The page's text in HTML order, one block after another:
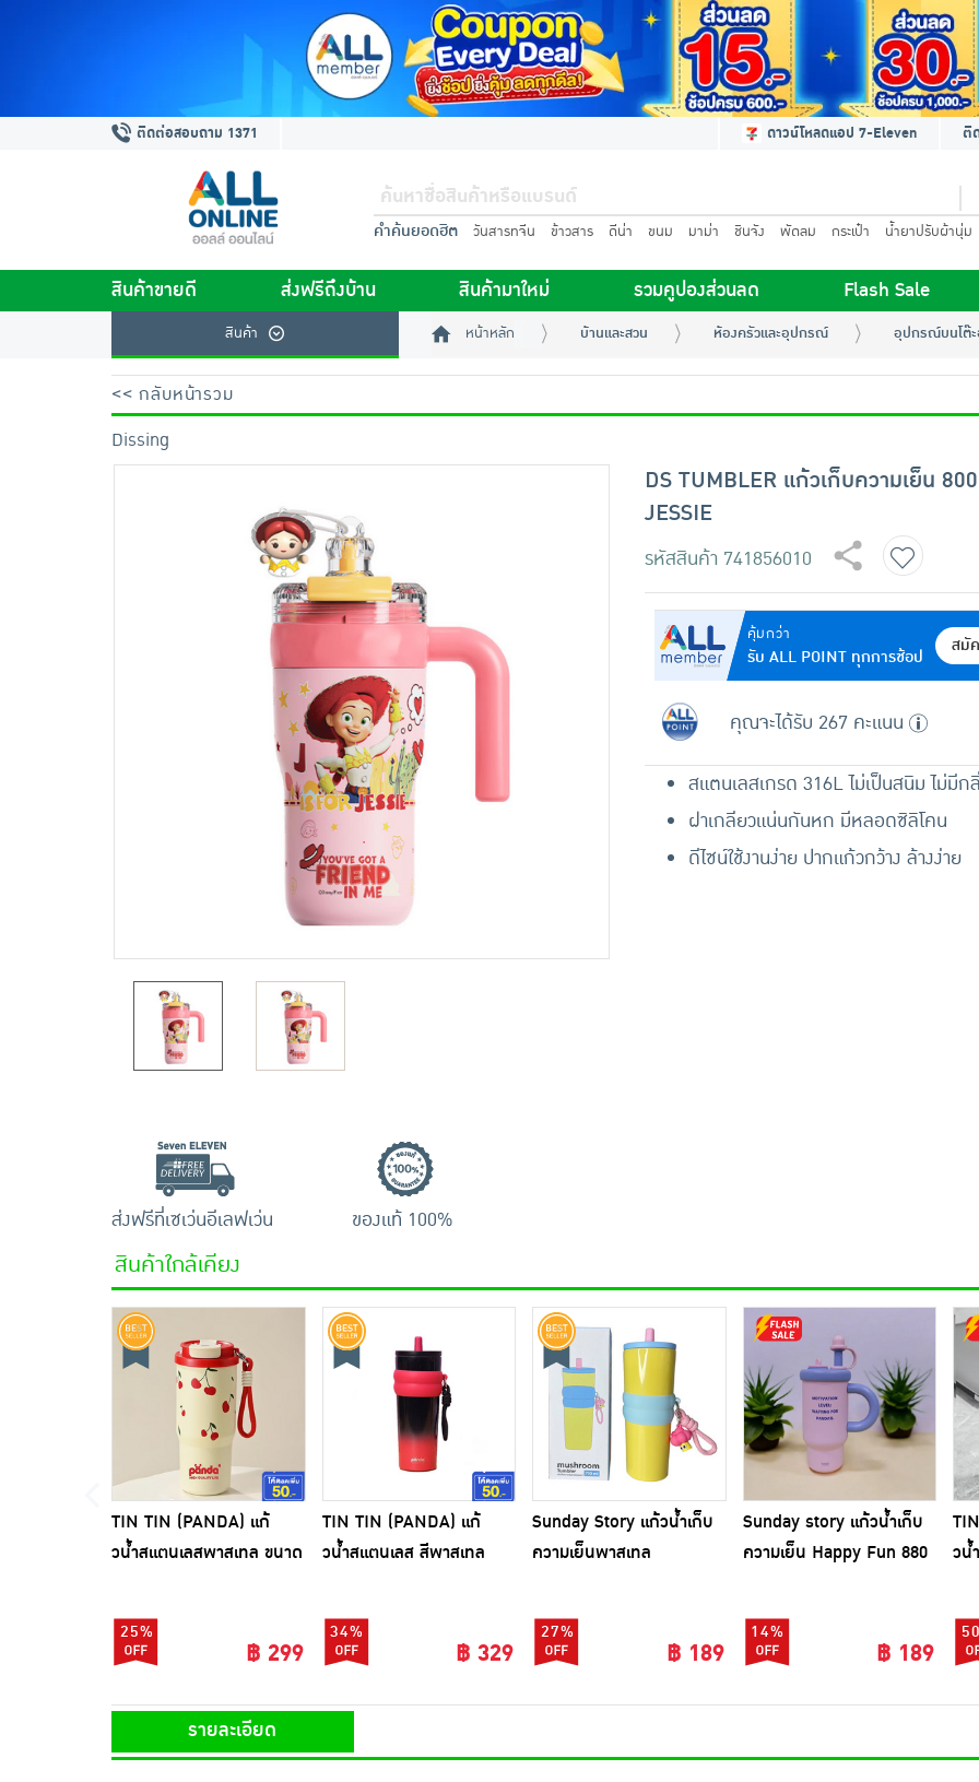
ติดต่อสอบถาม 1371 ดาวน์โหลดแอป 7-Eleven ติ
คำค้นยอดฮิต วันสารทจีน ข้าวสาร ดีน่า ขนม มาม่า ชินจัง พัดลม กระเป๋า น้ำยาปรับผ้านุ่ม
สินค้าขายดี ส่งฟรีถึงบ้าน สินค้ามาใหม่ รวมคูปองส่วนลด Flash Sale
สินค้า หน้าหลัก บ้านและสวน ห้องครัวและอุปกรณ์ อุปกรณ์บนโต๊ะ
<< กลับหน้ารวม
Dissing
DS TUMBLER แก้วเก็บความเย็น
JESSIE
รหัสสินค้า 741856010
คุ้มกว่า
รับ ALL POINT ทุกการช้อป
สมั
คุณจะได้รับ 267 คะแนน
สแตนเลสเกรด 316L ไม่เป็นสนิม ไม่มีก
ฝาเกลียวแน่นกันหก มีหลอดซิลิโคน
ดีไซน์ใช้งานง่าย ปากแก้วกว้าง ล้างง่าย
ส่งฟรีที่เซเว่นอีเลฟเว่น ของแท้ 100%
สินค้าใกล้เคียง
TIN TIN (PANDA) แก้
วน้ำสแตนเลสพาสเทล ขนาด
25%
฿ 299
TIN TIN (PANDA) แก้
วน้ำสแตนเลส สีพาสเทล
34%
฿ 329
Sunday Story แก้วน้ำเก็บ
ความเย็นพาสเทล
27%
฿ 189
Sunday story แก้วน้ำเก็บ
ความเย็น Happy Fun 880
14%
฿ 189
วน้
รายละเอียด